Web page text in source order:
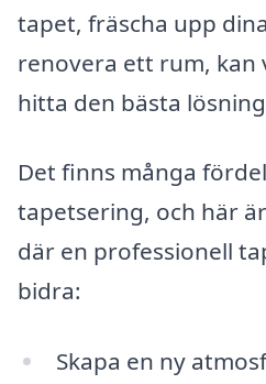
tapet, fräscha upp
renovera ett rum, kan
hitta den bästa
Det finns många
tapetsering, och här
där en professionell
bidra:
Skapa en ny